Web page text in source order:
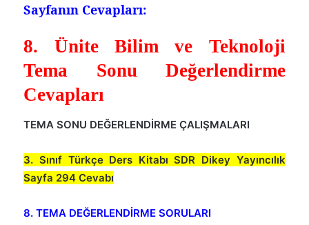
Sayfanın Cevapları:
8. Ünite Bilim ve Teknoloji
Tema Sonu Değerlendirme
Cevapları
TEMA SONU DEĞERLENDİRME ÇALIŞMALARI
3. Sınıf Türkçe Ders Kitabı SDR Dikey Yayıncılık
Sayfa 294 Cevabı
8. TEMA DEĞERLENDİRME SORULARI